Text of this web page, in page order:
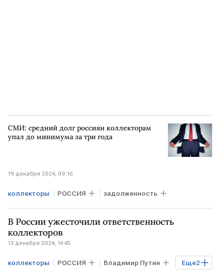
СМИ: средний долг россиян коллекторам
упал до минимума за три года
19 декабря 2024, 09:16
коллекторы РОССИЯ задолженность
В России ужесточили ответственность
коллекторов
13 декабря 2024, 14:45
Еще2
коллекторы РОССИЯ Владимир Путин